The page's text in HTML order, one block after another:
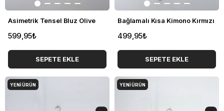
Asimetrik Tensel Bluz Olive
599,95₺
SEPETE EKLE
Bağlamalı Kısa Kimono Kırmızı
499,95₺
SEPETE EKLE
YENI ÜRÜN YENI ÜRÜN